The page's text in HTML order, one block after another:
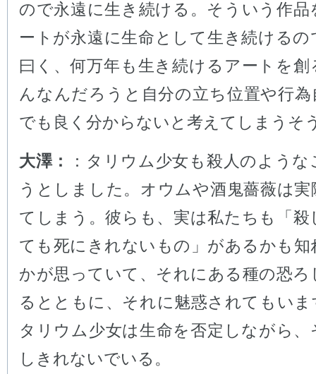
ので永遠に生き続ける。そういう作品
ートが永遠に生命として生き続けるの
曰く、何万年も生き続けるアートを創
んなんだろうと自分の立ち位置や行為
でも良く分からないと考えてしまうそ
大澤：
：タリウム少女も殺人のよう
うとしました。オウムや酒鬼薔薇は実
てしまう。彼らも、実は私たちも「殺
ても死にきれないもの」があるかも知
かが思っていて、それにある種の恐ろ
るとともに、それに魅惑されてもいま
タリウム少女は生命を否定しながら、
しきれないでいる。